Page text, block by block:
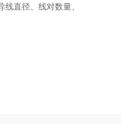
直径、线对数量、